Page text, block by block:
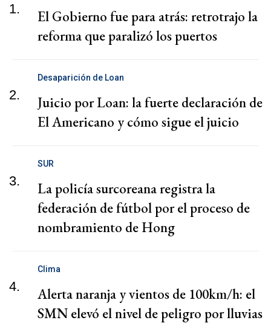
1.
El Gobierno fue para atrás: retrotrajo la
reforma que paralizó los puertos
2.
Desaparición de Loan
Juicio por Loan: la fuerte declaración de
El Americano y cómo sigue el juicio
3.
SUR
La policía surcoreana registra la
federación de fútbol por el proceso de
nombramiento de Hong
4.
Clima
Alerta naranja y vientos de 100km/h: el
SMN elevó el nivel de peligro por lluvias